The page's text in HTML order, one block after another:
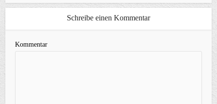
Schreibe einen Kommentar
Kommentar